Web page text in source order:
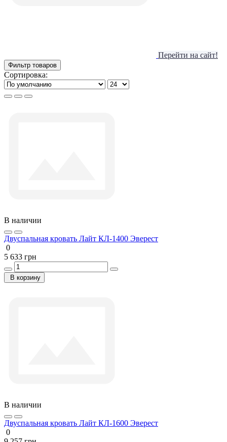
Перейти на сайт!
Фильтр товаров
Сортировка:
В наличии
Двуспальная кровать Лайт КЛ-1400 Эверест
0
5 633 грн
В корзину
В наличии
Двуспальная кровать Лайт КЛ-1600 Эверест
0